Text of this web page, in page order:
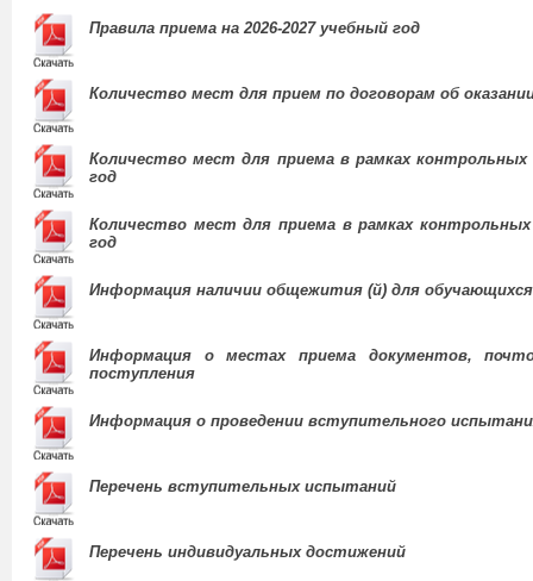
Правила приема на 2026-2027 учебный год
Количество мест для прием по договорам об
Количество мест для приема в рамках
год
Количество мест для приема в рамках
год
Информация наличии общежития (й) для обучающихся
Информация о местах приема документов,
поступления
Информация о проведении вступительного
Перечень вступительных испытаний
Перечень индивидуальных достижений